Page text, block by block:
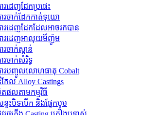
រ​ដេញ​ដែក​ប្រផេះ
រ​ចាក់​ដែក​កាត់​ទុយោ
រ​ដេញ​ដែក​ដែល​អាច​រក​បាន​
ារ​ដេញ​អាលុយ​មីញ៉ូ​ម​
រចាក់ស្ពាន់
រចាក់សំរិទ្ធ
ារបញ្ចូលលោហធាតុ Cobalt
កែល Alloy Castings
ផលតាមកម្មវិធី
ទះបិទបើក និងផ្នែកបូម